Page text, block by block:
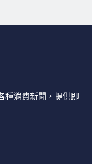
種消費新聞，提供即